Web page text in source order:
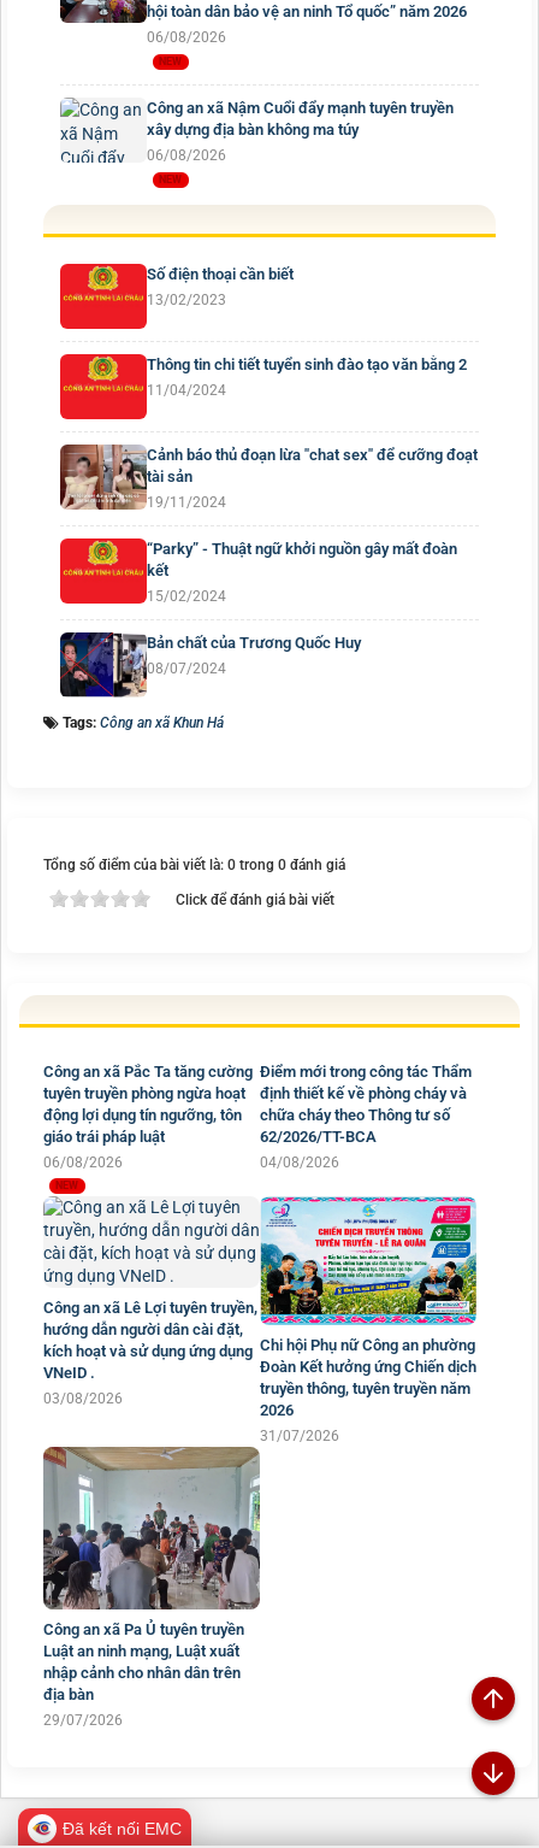
hội toàn dân bảo vệ an ninh Tổ quốc” năm 2026
06/08/2026
Công an xã Nậm Cuổi đẩy mạnh tuyên truyền
xây dựng địa bàn không ma túy
06/08/2026
Số điện thoại cần biết
13/02/2023
Thông tin chi tiết tuyển sinh đào tạo văn bằng 2
11/04/2024
Cảnh báo thủ đoạn lừa "chat sex" để cưỡng đoạt
tài sản
19/11/2024
“Parky” - Thuật ngữ khởi nguồn gây mất đoàn
kết
15/02/2024
Bản chất của Trương Quốc Huy
08/07/2024
Tags: Công an xã Khun Há
Tổng số điểm của bài viết là: 0 trong 0 đánh giá
Click để đánh giá bài viết
Công an xã Pắc Ta tăng cường
tuyên truyền phòng ngừa hoạt
động lợi dụng tín ngưỡng, tôn
giáo trái pháp luật
06/08/2026
định thiết kế về phòng cháy và
chữa cháy theo Thông tư số
62/2026/TT-BCA
04/08/2026
Công an xã Lê Lợi tuyên truyền,
VNeID .
03/08/2026
Chi hội Phụ nữ Công an phường
Công an xã Pa Ủ tuyên truyền
29/07/2026